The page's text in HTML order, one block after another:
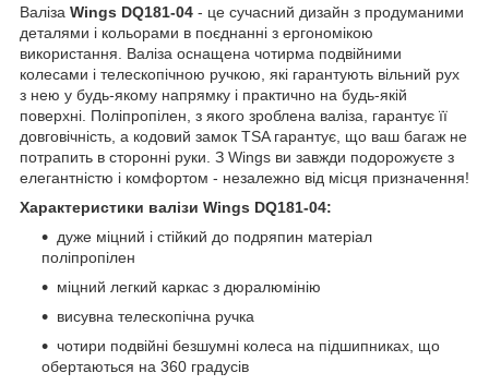
Валіза Wings DQ181-04 - це сучасний дизайн з продуманими
деталями і кольорами в поєднанні з ергономікою
використання. Валіза оснащена чотирма подвійними
колесами і телескопічною ручкою, які гарантують вільний рух
з нею у будь-якому напрямку і практично на будь-якій
поверхні. Поліпропілен, з якого зроблена валіза, гарантує її
довговічність, а кодовий замок TSA гарантує, що ваш багаж не
потрапить в сторонні руки. З Wings ви завжди подорожуєте з
елегантністю і комфортом - незалежно від місця призначення!
Характеристики валізи Wings DQ181-04:
дуже міцний і стійкий до подряпин матеріал
поліпропілен
міцний легкий каркас з дюралюмінію
висувна телескопічна ручка
чотири подвійні безшумні колеса на підшипниках, що
обертаються на 360 градусів